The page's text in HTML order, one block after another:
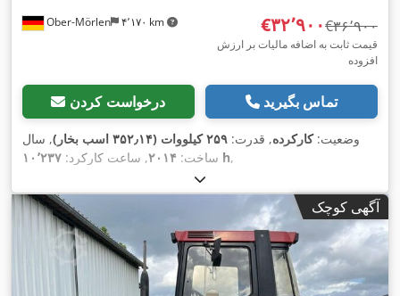
Ober-Mörlen ۴٬۱۷۰ km ‎€۳۲٬۹۰۰ ‎€۳۶٬۹۰۰
قیمت ثابت به اضافه مالیات بر ارزش
افزوده
درخواست کردن تماس بگیرید
وضعیت:کارکرده, قدرت: ۲۵۹ کیلووات (۳۵۲٫۱۴ اسب بخار)
, سال
ساخت: ۲۰۱۴, ساعت کارکرد: ۱۰٬۲۳۷ h,
آگهی کوچک